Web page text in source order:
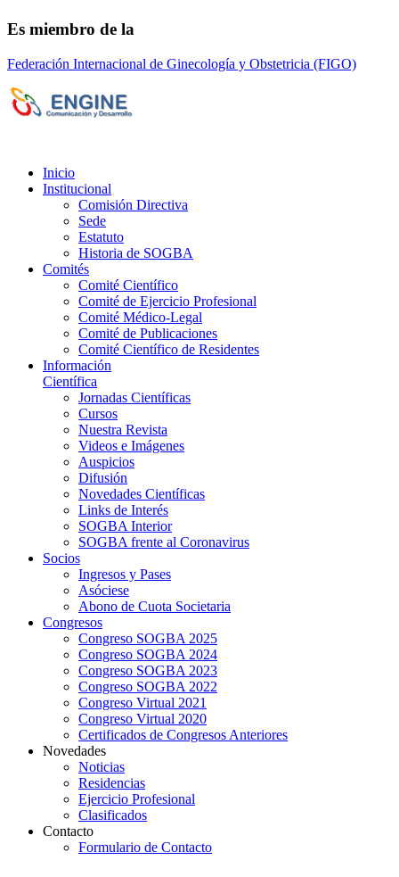
Es miembro de la
Federación Internacional de Ginecología y Obstetricia (FIGO)
Inicio
Institucional
Comisión Directiva
Sede
Estatuto
Historia de SOGBA
Comités
Comité Científico
Comité de Ejercicio Profesional
Comité Médico-Legal
Comité de Publicaciones
Comité Científico de Residentes
Información
Científica
Jornadas Científicas
Cursos
Nuestra Revista
Videos e Imágenes
Auspicios
Difusión
Novedades Científicas
Links de Interés
SOGBA Interior
SOGBA frente al Coronavirus
Socios
Ingresos y Pases
Asóciese
Abono de Cuota Societaria
Congresos
Congreso SOGBA 2025
Congreso SOGBA 2024
Congreso SOGBA 2023
Congreso SOGBA 2022
Congreso Virtual 2021
Congreso Virtual 2020
Certificados de Congresos Anteriores
Novedades
Noticias
Residencias
Ejercicio Profesional
Clasificados
Contacto
Formulario de Contacto